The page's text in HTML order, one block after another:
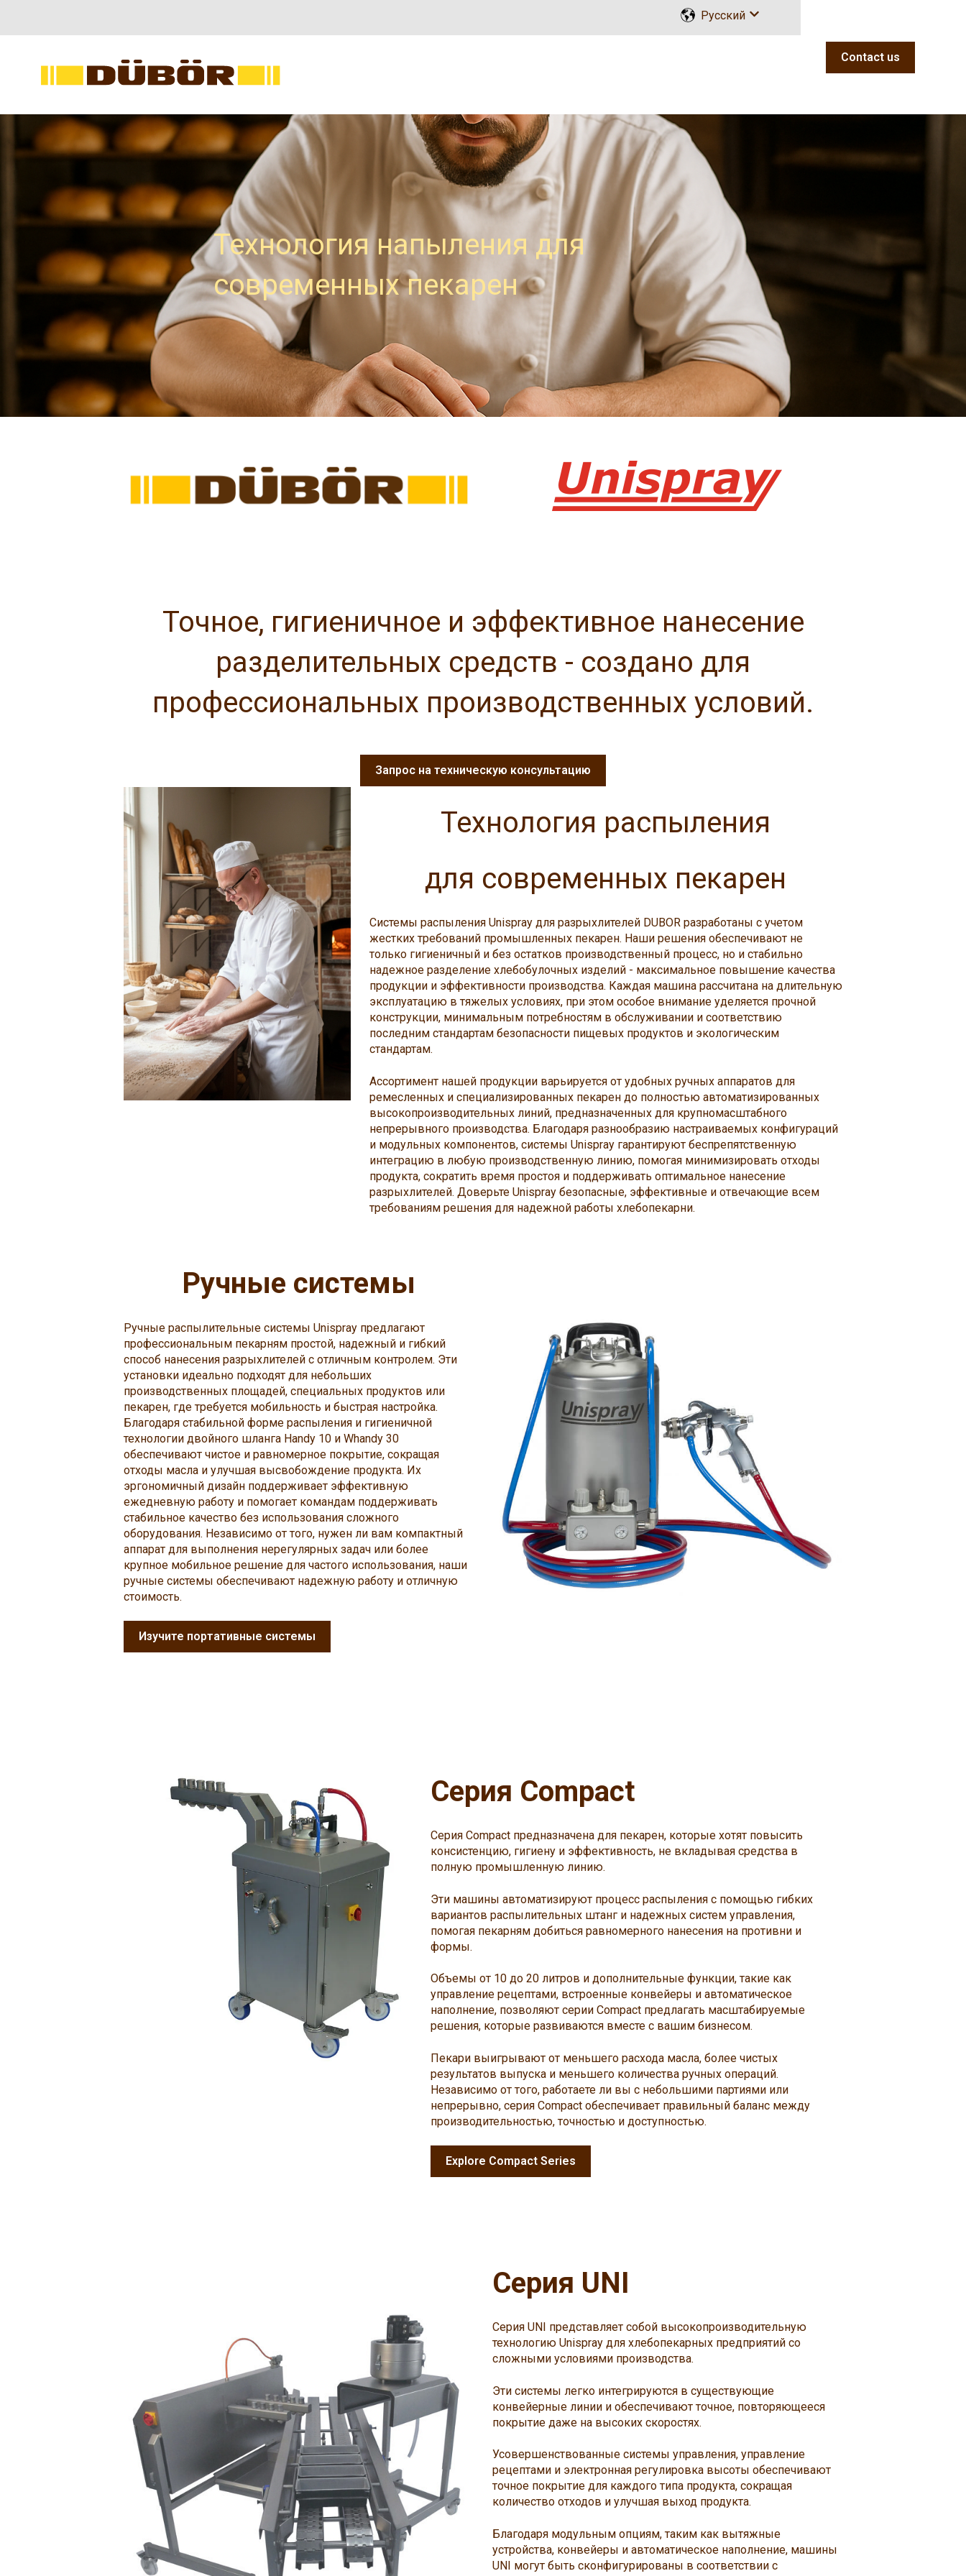
Русский
Показать подменю для переводов
Contact us
Технология напыления для
современных пекарен
Точное, гигиеничное и эффективное нанесение
разделительных средств - создано для
профессиональных производственных условий.
Запрос на техническую консультацию
Технология распыления
для современных пекарен
Системы распыления Unispray для разрыхлителей DUBOR разработаны с учетом
жестких требований промышленных пекарен. Наши решения обеспечивают не
только гигиеничный и без остатков производственный процесс, но и стабильно
надежное разделение хлебобулочных изделий - максимальное повышение качества
продукции и эффективности производства. Каждая машина рассчитана на длительную
эксплуатацию в тяжелых условиях, при этом особое внимание уделяется прочной
конструкции, минимальным потребностям в обслуживании и соответствию
последним стандартам безопасности пищевых продуктов и экологическим
стандартам.
Ассортимент нашей продукции варьируется от удобных ручных аппаратов для
ремесленных и специализированных пекарен до полностью автоматизированных
высокопроизводительных линий, предназначенных для крупномасштабного
непрерывного производства. Благодаря разнообразию настраиваемых конфигураций
и модульных компонентов, системы Unispray гарантируют беспрепятственную
интеграцию в любую производственную линию, помогая минимизировать отходы
продукта, сократить время простоя и поддерживать оптимальное нанесение
разрыхлителей. Доверьте Unispray безопасные, эффективные и отвечающие всем
требованиям решения для надежной работы хлебопекарни.
Ручные системы
Ручные распылительные системы Unispray предлагают
профессиональным пекарням простой, надежный и гибкий
способ нанесения разрыхлителей с отличным контролем. Эти
установки идеально подходят для небольших
производственных площадей, специальных продуктов или
пекарен, где требуется мобильность и быстрая настройка.
Благодаря стабильной форме распыления и гигиеничной
технологии двойного шланга Handy 10 и Whandy 30
обеспечивают чистое и равномерное покрытие, сокращая
отходы масла и улучшая высвобождение продукта. Их
эргономичный дизайн поддерживает эффективную
ежедневную работу и помогает командам поддерживать
стабильное качество без использования сложного
оборудования. Независимо от того, нужен ли вам компактный
аппарат для выполнения нерегулярных задач или более
крупное мобильное решение для частого использования, наши
ручные системы обеспечивают надежную работу и отличную
стоимость.
Изучите портативные системы
Серия Compact
Серия Compact предназначена для пекарен, которые хотят повысить
консистенцию, гигиену и эффективность, не вкладывая средства в
полную промышленную линию.
Эти машины автоматизируют процесс распыления с помощью гибких
вариантов распылительных штанг и надежных систем управления,
помогая пекарням добиться равномерного нанесения на противни и
формы.
Объемы от 10 до 20 литров и дополнительные функции, такие как
управление рецептами, встроенные конвейеры и автоматическое
наполнение, позволяют серии Compact предлагать масштабируемые
решения, которые развиваются вместе с вашим бизнесом.
Пекари выигрывают от меньшего расхода масла, более чистых
результатов выпуска и меньшего количества ручных операций.
Независимо от того, работаете ли вы с небольшими партиями или
непрерывно, серия Compact обеспечивает правильный баланс между
производительностью, точностью и доступностью.
Explore Compact Series
Серия UNI
Серия UNI представляет собой высокопроизводительную
технологию Unispray для хлебопекарных предприятий со
сложными условиями производства.
Эти системы легко интегрируются в существующие
конвейерные линии и обеспечивают точное, повторяющееся
покрытие даже на высоких скоростях.
Усовершенствованные системы управления, управление
рецептами и электронная регулировка высоты обеспечивают
точное покрытие для каждого типа продукта, сокращая
количество отходов и улучшая выход продукта.
Благодаря модульным опциям, таким как вытяжные
устройства, конвейеры и автоматическое наполнение, машины
UNI могут быть сконфигурированы в соответствии с